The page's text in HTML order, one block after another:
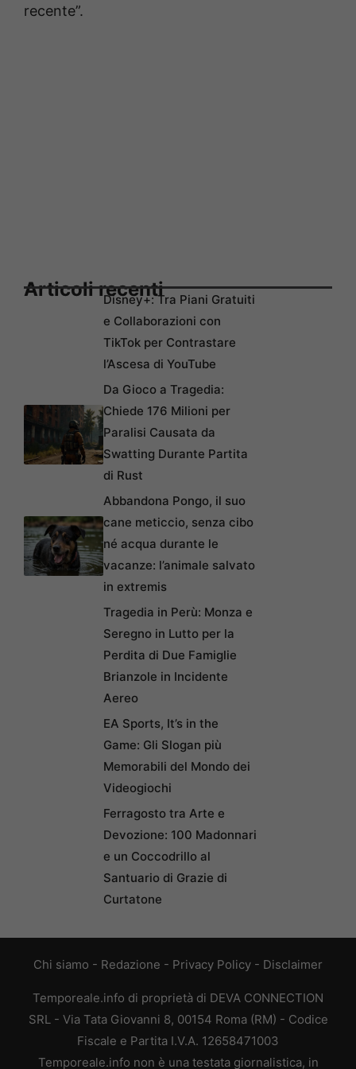
recente”.
Articoli recentiDisney+: Tra Piani Gratuiti
e Collaborazioni con
TikTok per Contrastare
l’Ascesa di YouTube
Da Gioco a Tragedia:
Chiede 176 Milioni per
Paralisi Causata da
Swatting Durante Partita
di Rust
Abbandona Pongo, il suo
cane meticcio, senza cibo
né acqua durante le
vacanze: l’animale salvato
in extremis
Tragedia in Perù: Monza e
Seregno in Lutto per la
Perdita di Due Famiglie
Brianzole in Incidente
Aereo
EA Sports, It’s in the
Game: Gli Slogan più
Memorabili del Mondo dei
Videogiochi
Ferragosto tra Arte e
Devozione: 100 Madonnari
e un Coccodrillo al
Santuario di Grazie di
Curtatone
Chi siamo - Redazione - Privacy Policy - Disclaimer
Temporeale.info di proprietà di DEVA CONNECTION
SRL - Via Tata Giovanni 8, 00154 Roma (RM) - Codice
Fiscale e Partita I.V.A. 12658471003
Temporeale.info non è una testata giornalistica, in